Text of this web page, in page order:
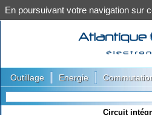
Outillage Energie
Circuit
En poursuivant votre navigation